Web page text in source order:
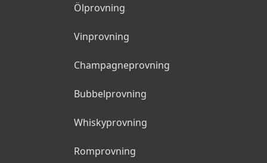
Ölprovning
Vinprovning
Champagneprovning
Bubbelprovning
Whiskyprovning
Romprovning